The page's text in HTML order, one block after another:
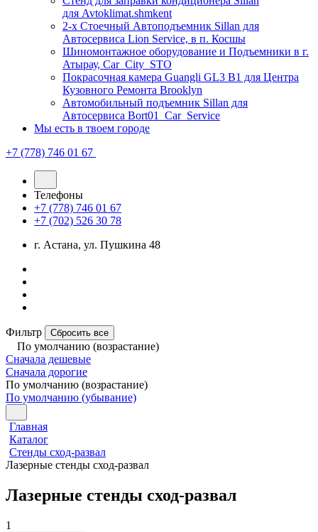
для Avtoklimat.shmkent
2-х Стоечный Автоподъемник Sillan для
Автосервиса Lion Service, в п. Косшы
Шиномонтажное оборудование и Подъемники в г.
Атырау, Car_City_STO
Покрасочная камера Guangli GL3 B1 для Центра
Кузовного Ремонта Brooklyn
Автомобильный подъемник Sillan для
Автосервиса Bort01_Car_Service
Мы есть в твоем городе
+7 (778) 746 01 67
Телефоны
+7 (778) 746 01 67
+7 (702) 526 30 78
г. Астана, ул. Пушкина 48
Фильтр Сбросить все
По умолчанию (возрастание)
Сначала дешевые
Сначала дорогие
По умолчанию (возрастание)
По умолчанию (убывание)
Главная
Каталог
Стенды сход-развал
Лазерные стенды сход-развал
Лазерные стенды сход-развал
1